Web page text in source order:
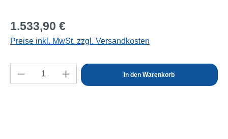
Regulärer Preis:
1.533,90 €
Preise inkl. MwSt. zzgl. Versandkosten
Produkt Anzahl: Gib den gewünschten
In den Warenkorb